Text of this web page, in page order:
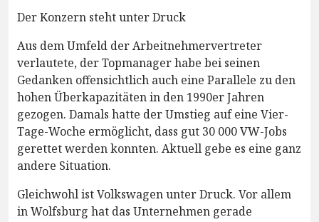
Der Konzern steht unter Druck
Aus dem Umfeld der Arbeitnehmervertreter
verlautete, der Topmanager habe bei seinen
Gedanken offensichtlich auch eine Parallele zu den
hohen Überkapazitäten in den 1990er Jahren
gezogen. Damals hatte der Umstieg auf eine Vier-
Tage-Woche ermöglicht, dass gut 30 000 VW-Jobs
gerettet werden konnten. Aktuell gebe es eine ganz
andere Situation.
Gleichwohl ist Volkswagen unter Druck. Vor allem
in Wolfsburg hat das Unternehmen gerade